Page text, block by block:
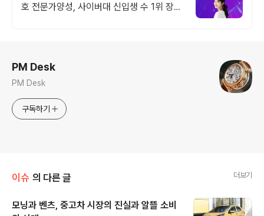
호 전문가양성, 사이버대 신입생 수 1위 장학
PM Desk
PM Desk
구독하기
이슈 의 다른 글 더보기
모닝과 벤츠, 중고차 시장의 진실과 알뜰 소비